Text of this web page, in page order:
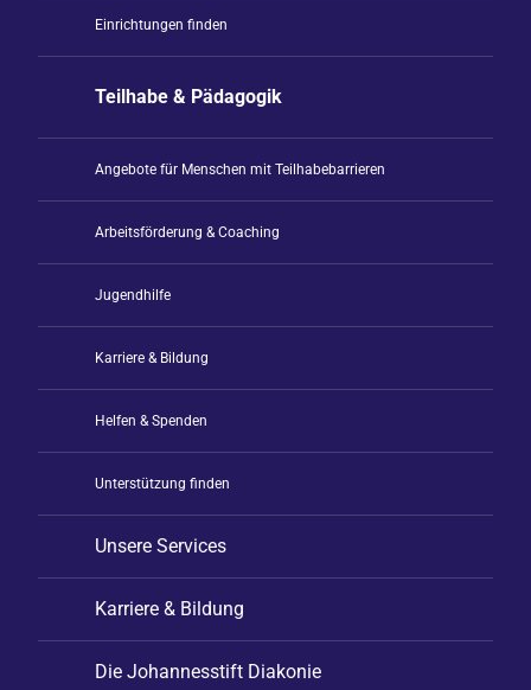
Einrichtungen finden
Teilhabe & Pädagogik
Angebote für Menschen mit Teilhabebarrieren
Arbeitsförderung & Coaching
Jugendhilfe
Karriere & Bildung
Helfen & Spenden
Unterstützung finden
Unsere Services
Karriere & Bildung
Die Johannesstift Diakonie